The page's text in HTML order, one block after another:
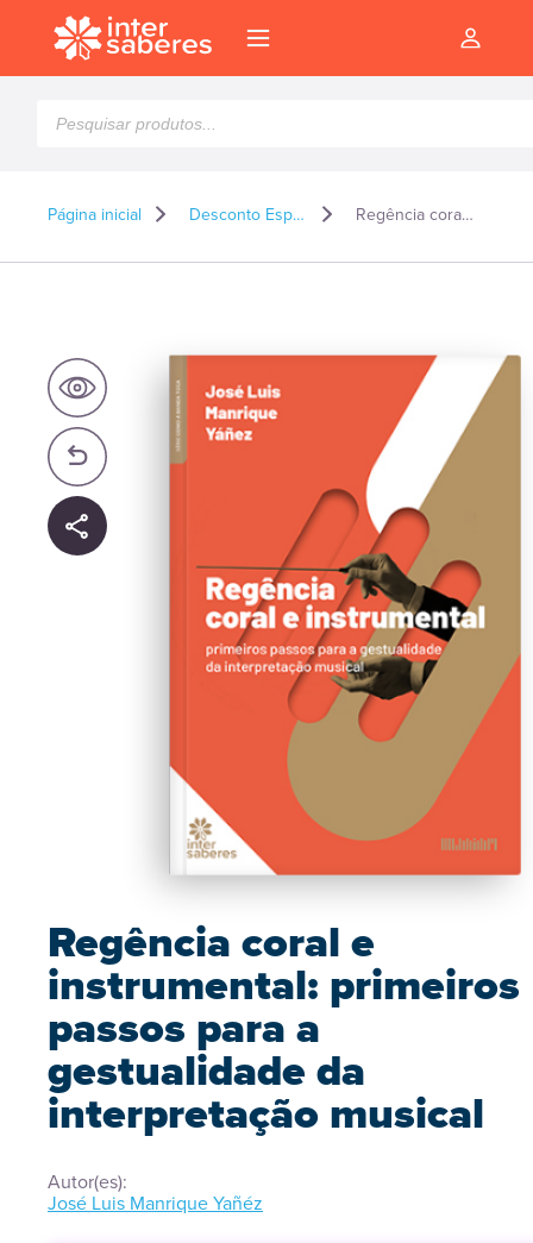
produtos
Página inicial Desconto Especial Regência coral e instrumental: primeiros passos para a gestualidade da interpretação musical
Regência coral e
instrumental: primeiros
passos para a
gestualidade da
interpretação musical
Autor(es):
José Luis Manrique Yañéz